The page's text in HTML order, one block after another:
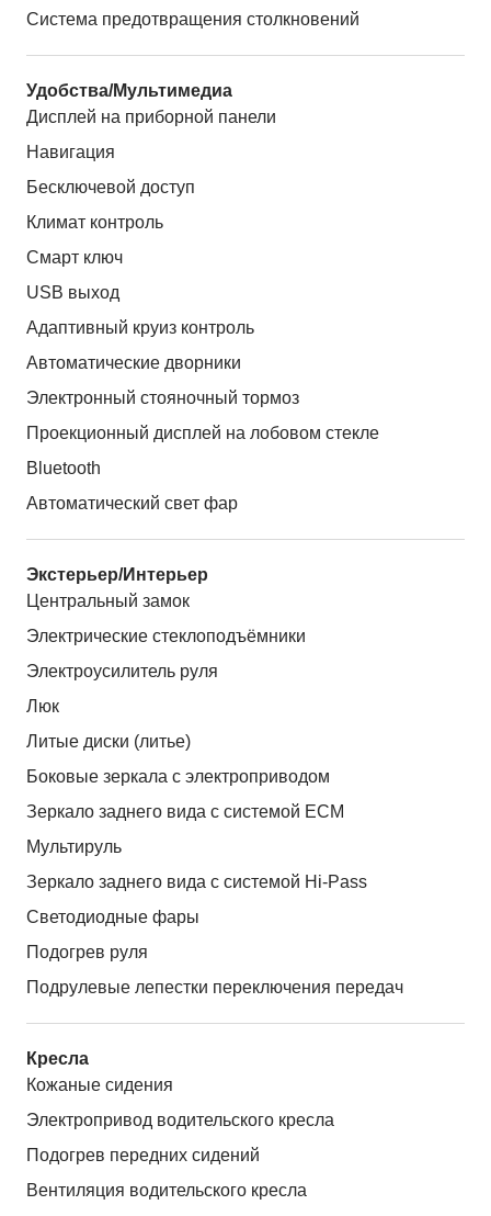
Система предотвращения столкновений
Удобства/Мультимедиа
Дисплей на приборной панели
Навигация
Бесключевой доступ
Климат контроль
Смарт ключ
USB выход
Адаптивный круиз контроль
Автоматические дворники
Электронный стояночный тормоз
Проекционный дисплей на лобовом стекле
Bluetooth
Автоматический свет фар
Экстерьер/Интерьер
Центральный замок
Электрические стеклоподъёмники
Электроусилитель руля
Люк
Литые диски (литье)
Боковые зеркала с электроприводом
Зеркало заднего вида с системой ЕСМ
Мультируль
Зеркало заднего вида с системой Hi-Pass
Светодиодные фары
Подогрев руля
Подрулевые лепестки переключения передач
Кресла
Кожаные сидения
Электропривод водительского кресла
Подогрев передних сидений
Вентиляция водительского кресла